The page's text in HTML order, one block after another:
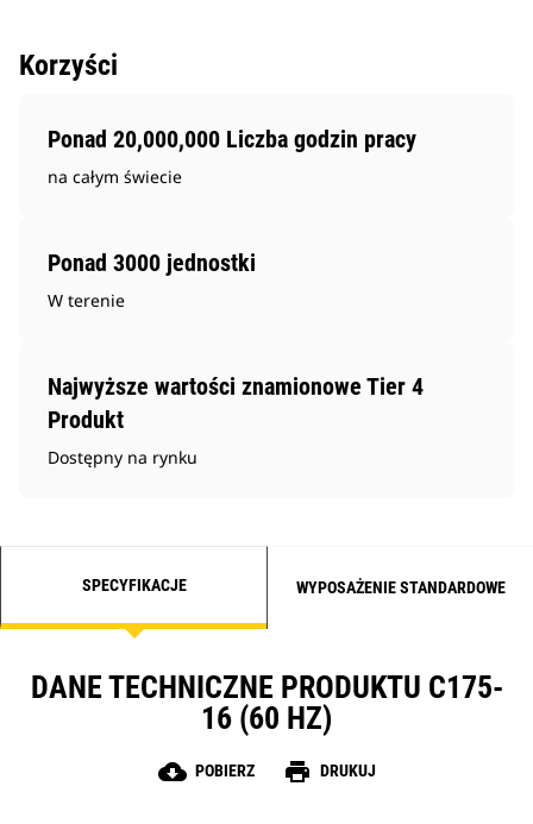
Korzyści
Ponad 20,000,000 Liczba godzin pracy
na całym świecie
Ponad 3000 jednostki
W terenie
Najwyższe wartości znamionowe Tier 4
Produkt
Dostępny na rynku
SPECYFIKACJE WYPOSAŻENIE STANDARDOWE
DANE TECHNICZNE PRODUKTU C175-
16 (60 HZ)
cloud_download POBIERZ print DRUKUJ